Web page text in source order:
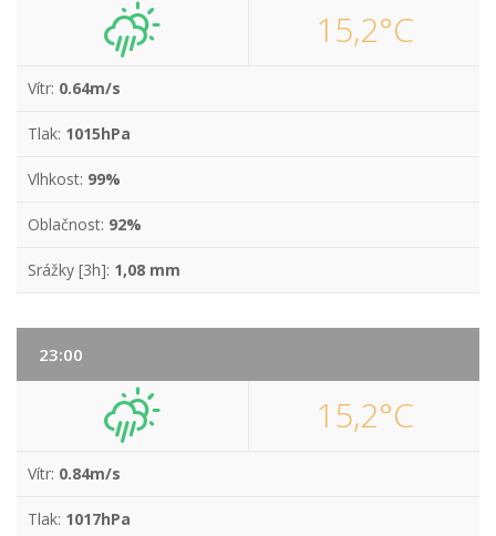
15,2°C
Vítr: 0.64m/s
Tlak: 1015hPa
Vlhkost: 99%
Oblačnost: 92%
Srážky [3h]: 1,08 mm
23:00
15,2°C
Vítr: 0.84m/s
Tlak: 1017hPa